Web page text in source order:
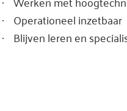
·
· Operationeel inzetbaar
· Blijven leren en